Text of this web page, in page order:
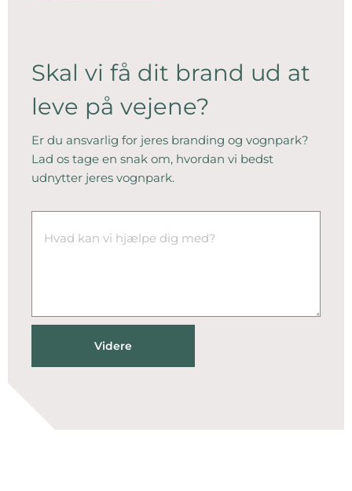
Skal vi få dit brand ud at
leve på vejene?
Er du ansvarlig for jeres branding og vognpark?
Lad os tage en snak om, hvordan vi bedst
udnytter jeres vognpark.
Videre